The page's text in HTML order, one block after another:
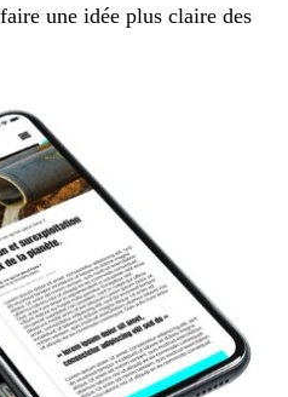
une idée plus claire des